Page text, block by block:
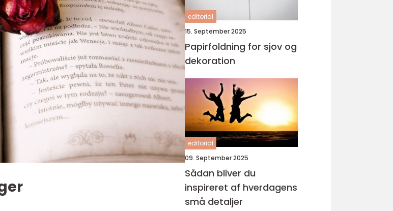
editorial
15. September 2025
Papirfoldning for sjov og
dekoration
editorial
09. September 2025
Sådan bliver du
inspireret af hverdagens
små detaljer